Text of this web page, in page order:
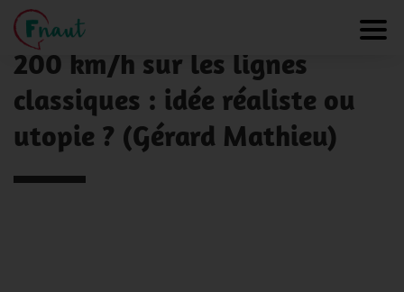
Panneau de gestion des cookies
NOS ACTUALITÉS
200 km/h sur les lignes
classiques : idée réaliste ou
utopie ? (Gérard Mathieu)